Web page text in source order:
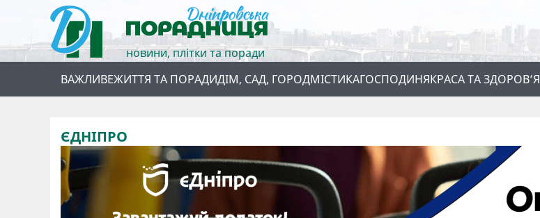
новини, плітки та поради
ВАЖЛИВЕЖИТТЯ ТА ПОРАДИДІМ, САД, ГОРОДМІСТИКАГОСПОДИНЯКРАСА ТА ЗДОРОВ’Я
ЄДНІПРО